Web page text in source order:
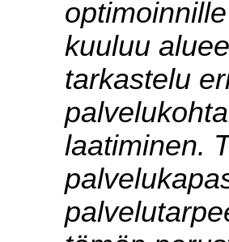
kuuluu
tarkastelu
laatiminen.